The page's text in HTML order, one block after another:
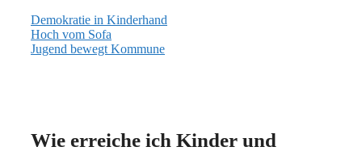
Demokratie in Kinderhand
Hoch vom Sofa
Jugend bewegt Kommune
Wie erreiche ich Kinder und